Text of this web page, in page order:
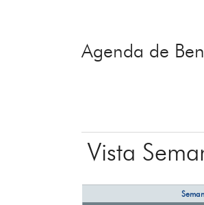
Agenda de
Vista